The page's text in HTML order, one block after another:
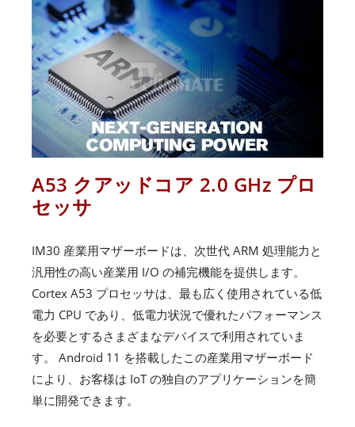
A53 クアッドコア 2.0 GHz プロ
セッサ
IM30 産業用マザーボードは、次世代 ARM 処理能力と
汎用性の高い産業用 I/O の補完機能を提供します。
Cortex A53 プロセッサは、最も広く使用されている低
電力 CPU であり、低電力状況で優れたパフォーマンス
を必要とするさまざまなデバイスで利用されていま
す。 Android 11 を搭載したこの産業用マザーボード
により、お客様は IoT の独自のアプリケーションを簡
単に開発できます。